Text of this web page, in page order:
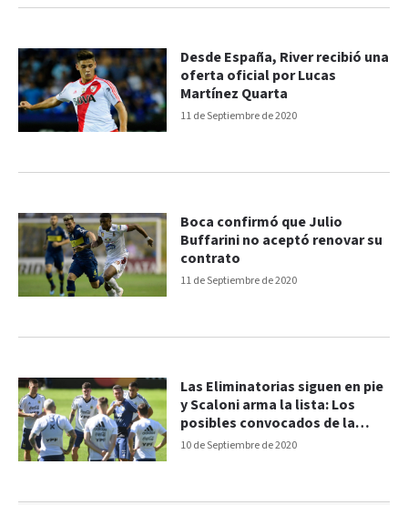
11 de Septiembre de 2020
Desde España, River recibió una
oferta oficial por Lucas
Martínez Quarta
11 de Septiembre de 2020
Boca confirmó que Julio
Buffarini no aceptó renovar su
contrato
10 de Septiembre de 2020
Las Eliminatorias siguen en pie
y Scaloni arma la lista: Los
posibles convocados de la
Selección